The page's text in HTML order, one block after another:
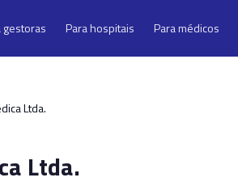
gestoras Para hospitais Para médicos
Ltda.
Ltda.